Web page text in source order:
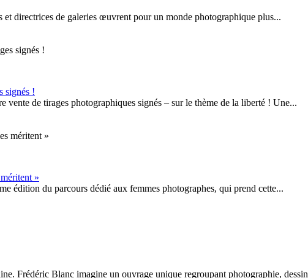
et directrices de galeries œuvrent pour un monde photographique plus...
signés !
de tirages photographiques signés – sur le thème de la liberté ! Une...
»
édition du parcours dédié aux femmes photographes, qui prend cette...
Frédéric Blanc imagine un ouvrage unique regroupant photographie,